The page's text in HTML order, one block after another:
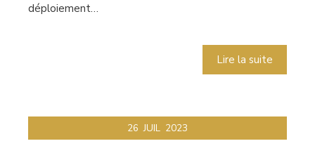
déploiement…
Lire la suite
26 JUIL 2023